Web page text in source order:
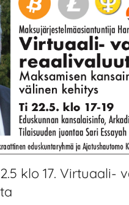
klo 17. Virtuaali-